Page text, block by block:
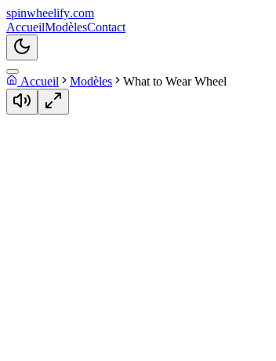
spinwheelify.com
AccueilModèlesContact
Accueil Modèles What to Wear Wheel